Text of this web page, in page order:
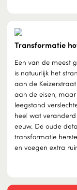
Transformatie
Een van de meest
is natuurlijk het
aan de
aan de eisen,
leegstand
heel wat
eeuw. De oude
transformatie
en voegen extra